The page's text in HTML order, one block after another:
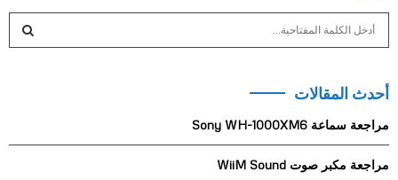
c
f
r
أحدث المقالات
مراجعة سماعة Sony WH-1000XM6
مراجعة مكبر صوت WiiM Sound